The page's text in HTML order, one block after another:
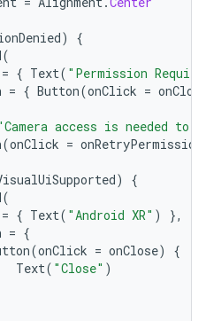
)
{
(
= { Text( "Permission
= { Button(onClick =
access is needed
(onClick = onRetryPermission
)
{
(
= { Text( "Android XR" )
},
= {
(onClick = onClose)
{
Text( "Close" )